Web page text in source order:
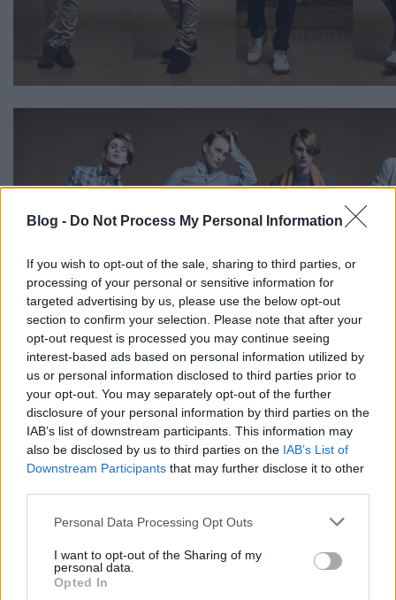
Blog - Do Not Process My Personal Information
If you wish to opt-out of the sale, sharing to third parties, or
processing of your personal or sensitive information for
targeted advertising by us, please use the below opt-out
section to confirm your selection. Please note that after your
opt-out request is processed you may continue seeing
interest-based ads based on personal information utilized by
us or personal information disclosed to third parties prior to
your opt-out. You may separately opt-out of the further
disclosure of your personal information by third parties on the
IAB’s list of downstream participants. This information may
also be disclosed by us to third parties on the IAB’s List of
Downstream Participants that may further disclose it to other
Please note that this website/app uses one or more Google
not limited to your visit or usage behaviour. You may click to
grant or deny consent to Google and its third-party tags to
use your data for below specified purposes in below Google
Personal Data Processing Opt Outs
I want to opt-out of the Sharing of my
personal data.
Opted In